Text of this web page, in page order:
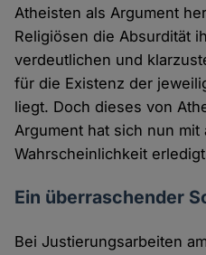
Atheisten als Argument
Religiösen die Absurdität
verdeutlichen und
für die Existenz der
liegt. Doch dieses von
Argument hat sich nun
Wahrscheinlichkeit
Ein überraschender
Bei Justierungsarbeiten